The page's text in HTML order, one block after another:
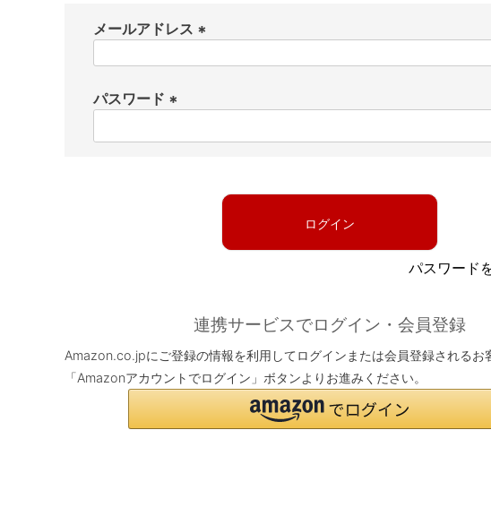
メールアドレス
パスワード
必
ログイン
パスワード
連携サービスでログイン・会員登録
Amazon.co.jpにご登録の情報を利用してログインまたは会員登録されるお
「Amazonアカウントでログイン」ボタンよりお進みください。